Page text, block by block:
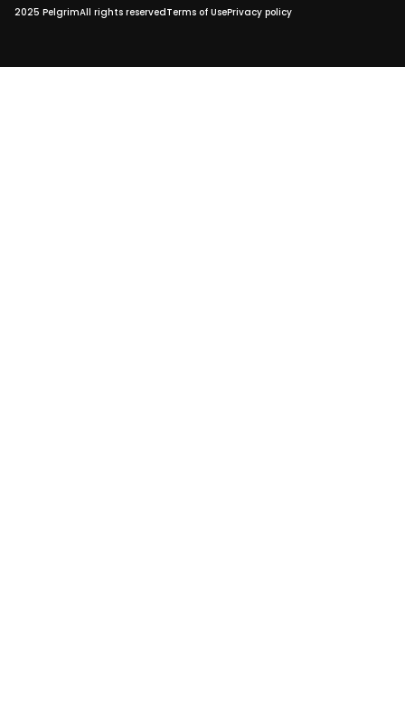
2025 PelgrimAll rights reservedTerms of UsePrivacy policy